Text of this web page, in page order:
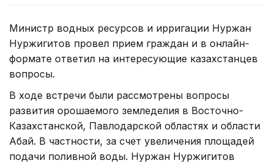
Министр водных ресурсов и ирригации Нуржан
Нуржигитов провел прием граждан и в онлайн-
формате ответил на интересующие казахстанцев
вопросы.
В ходе встречи были рассмотрены вопросы
развития орошаемого земледелия в Восточно-
Казахстанской, Павлодарской областях и области
Абай. В частности, за счет увеличения площадей
подачи поливной воды. Нуржан Нуржигитов